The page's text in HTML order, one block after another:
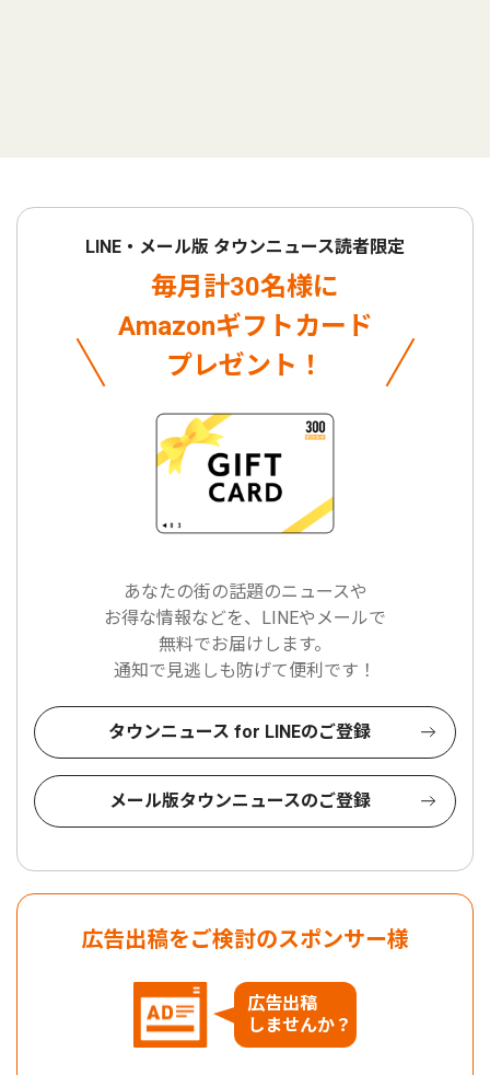
LINE・メール版 タウンニュース読者限定
毎月計30名様に
Amazonギフトカード
プレゼント！
あなたの街の話題のニュースや
お得な情報などを、LINEやメールで
無料でお届けします。
通知で見逃しも防げて便利です！
タウンニュース for LINEのご登録
メール版タウンニュースのご登録
広告出稿をご検討のスポンサー様
広告出稿
しませんか？